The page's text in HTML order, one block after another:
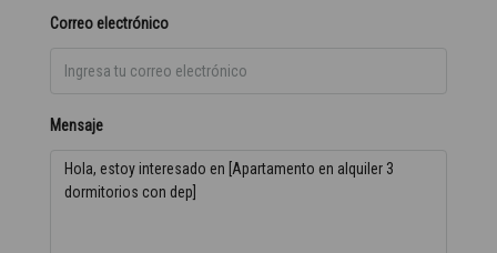
Correo electrónico
Mensaje